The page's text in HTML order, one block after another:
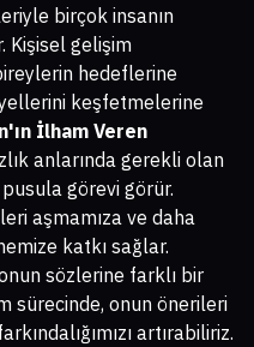
birçok insanın
Kişisel gelişim
hedeflerine
keşfetmelerine
İlham Veren
anlarında gerekli olan
görevi görür.
aşmamıza ve daha
katkı sağlar.
sözlerine farklı bir
sürecinde, onun önerileri
artırabiliriz.